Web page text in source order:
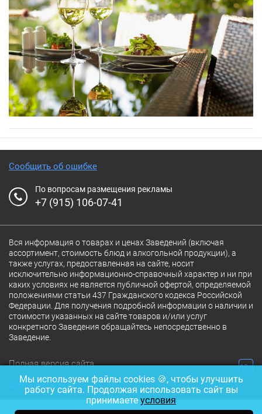
Сообщить об ошибке
По вопросам размещения рекламы
+7 (915) 106-07-41
Вся информация о товарах и ценах Заведений (включая
ассортимент, стоимость блюд и алкогольной продукции), а
также услугах, предоставленная на сайте, носит
исключительно информационно-справочный характер и ни при
каких условиях не является публичной офертой, определяемой
положениями статьи 437 Гражданского кодекса Российской
Федерации. Для получения подробной информации о наличии и
стоимости указанных на сайте товаров и/или услуг
конкретного Заведения обращайтесь непосредственно в
Заведение.
Полная версия сайта 18+
© 2026 Ресторан.Ru
Мы используем файлы cookies 🍪, чтобы улучшить
работу сайта. Продолжая использовать сайт вы
принимаете условия